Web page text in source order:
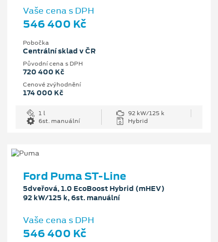
Vaše cena s DPH
546 400 Kč
Pobočka
Centrální sklad v ČR
Původní cena s DPH
720 400 Kč
Cenové zvýhodnění
174 000 Kč
1 l
92 kW/125 k
6st. manuální
Hybrid
Ford Puma ST-Line
5dveřová, 1.0 EcoBoost Hybrid (mHEV)
92 kW/125 k, 6st. manuální
Vaše cena s DPH
546 400 Kč